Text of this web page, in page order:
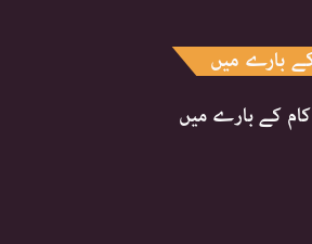
بارے میں